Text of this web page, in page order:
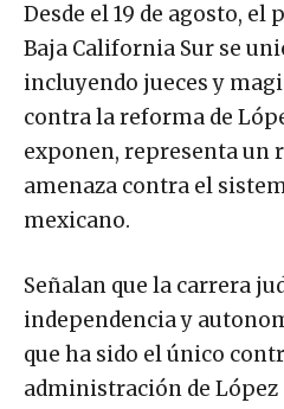
Desde el 19 de agosto, el
Baja California Sur se
incluyendo jueces y
contra la reforma de
exponen, representa un
amenaza contra el
mexicano.
Señalan que la carrera
independencia y
que ha sido el único
administración de López